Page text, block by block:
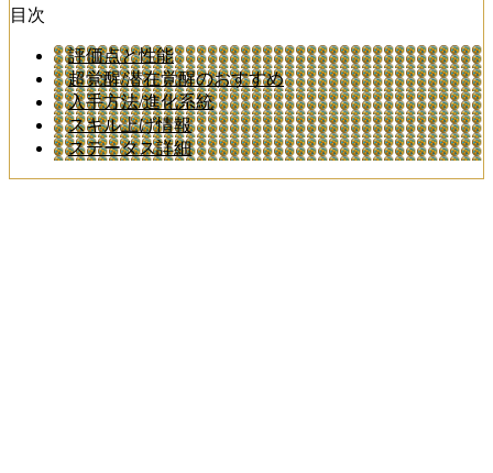
目次
評価点と性能
超覚醒/潜在覚醒のおすすめ
入手方法/進化系統
スキル上げ情報
ステータス詳細